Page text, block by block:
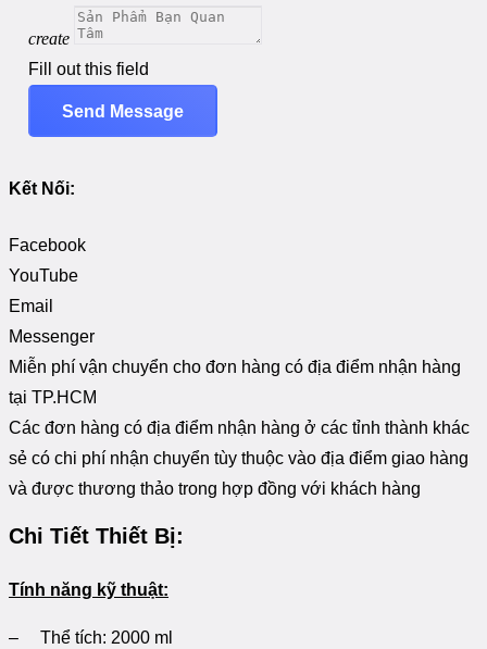
create
Fill out this field
Send Message
Kết Nối:
Facebook
YouTube
Email
Messenger
Miễn phí vận chuyển cho đơn hàng có địa điểm nhận hàng
tại TP.HCM
Các đơn hàng có địa điểm nhận hàng ở các tỉnh thành khác
sẻ có chi phí nhận chuyển tùy thuộc vào địa điểm giao hàng
và được thương thảo trong hợp đồng với khách hàng
Chi Tiết Thiết Bị:
Tính năng kỹ thuật:
– Thể tích: 2000 ml